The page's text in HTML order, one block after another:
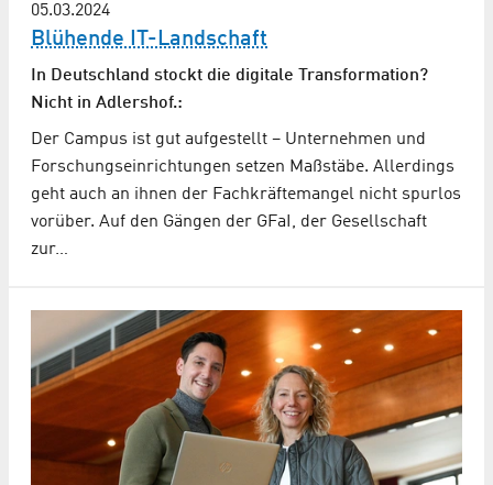
05.03.2024
Blühende IT-Landschaft
In Deutschland stockt die digitale Transformation?
Nicht in Adlershof.:
Der Campus ist gut aufgestellt – Unternehmen und
Forschungseinrichtungen setzen Maßstäbe. Allerdings
geht auch an ihnen der Fachkräftemangel nicht spurlos
vorüber. Auf den Gängen der GFaI, der Gesellschaft
zur…